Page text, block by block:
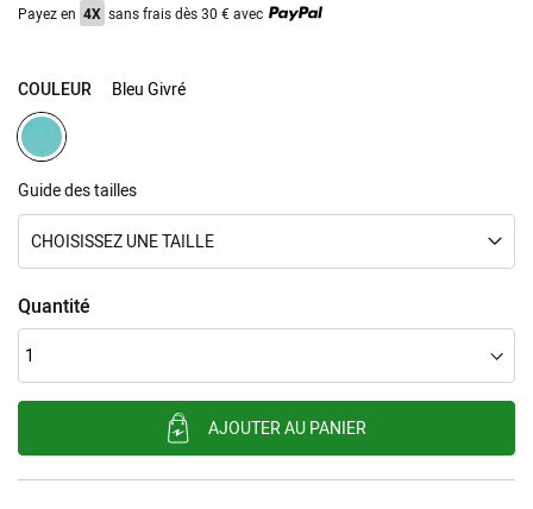
Payez en 4X sans frais dès 30 € avec
COULEUR Bleu Givré
Guide des tailles
CHOISISSEZ UNE TAILLE
Quantité
AJOUTER AU PANIER